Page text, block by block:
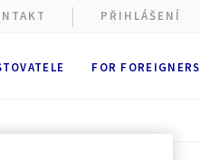
FOR FOREIGNERS
PŘIHLÁŠENÍ
společností AXA
souhlasit se všemi